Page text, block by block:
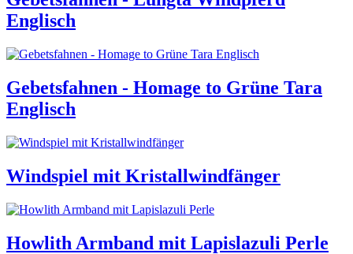
Englisch
Gebetsfahnen - Homage to Grüne Tara
Englisch
Windspiel mit Kristallwindfänger
Howlith Armband mit Lapislazuli Perle